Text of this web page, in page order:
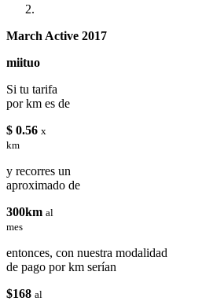
March Active 2017
miituo
Si tu tarifa
por km es de
$ 0.56 x
km
y recorres un
aproximado de
300km al
mes
entonces, con nuestra modalidad
de pago por km serían
$168 al